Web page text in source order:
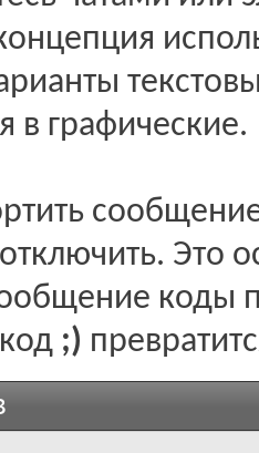
в графические.
Это
;)